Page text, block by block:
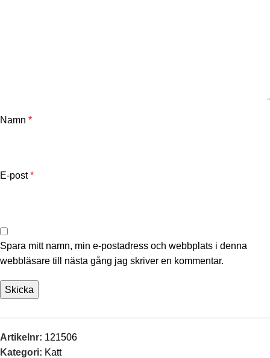
Namn *
E-post*
Spara mitt namn, min e-postadress och webbplats i denna
webbläsare till nästa gång jag skriver en kommentar.
Artikelnr: 121506
Kategori: Katt